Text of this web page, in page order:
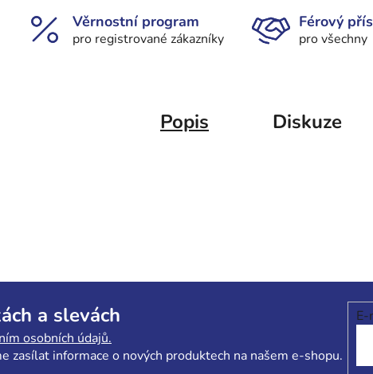
Věrnostní program
pro registrované zákazníky
Férový
pro všechny
Popis Diskuze
a slevách
osobních údajů.
zasílat informace o nových produktech na našem e-shopu.